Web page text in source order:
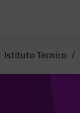
Istituto Tecnico